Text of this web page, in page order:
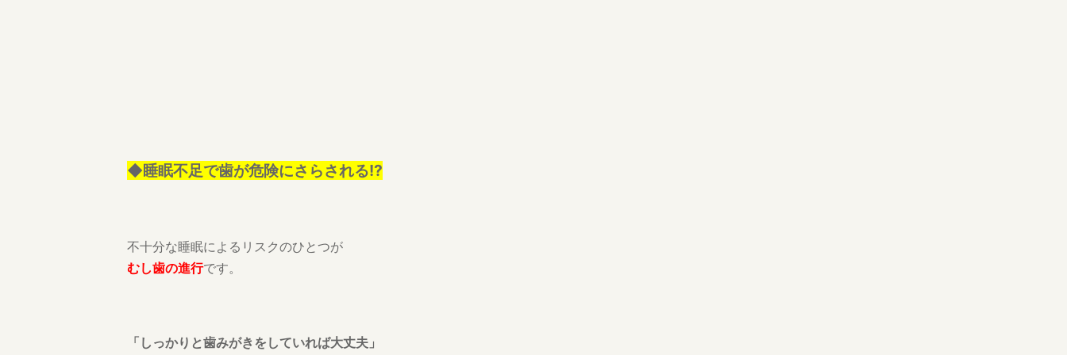
◆睡眠不足で歯が危険にさらされる!?
不十分な睡眠によるリスクのひとつが
むし歯の進行です。
「しっかりと歯みがきをしていれば大丈夫」